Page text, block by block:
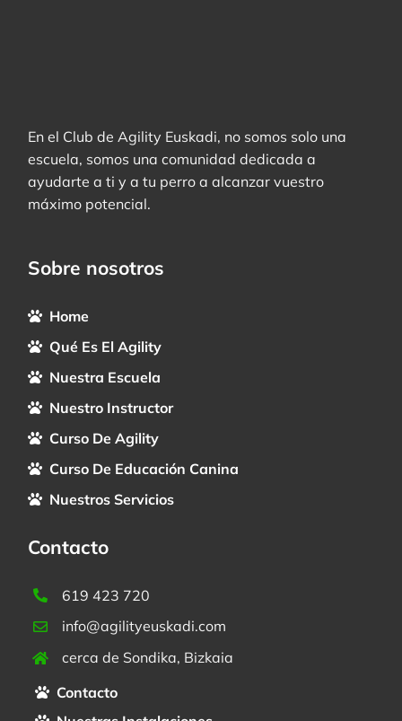
En el Club de Agility Euskadi, no somos solo una
escuela, somos una comunidad dedicada a
ayudarte a ti y a tu perro a alcanzar vuestro
máximo potencial.
Sobre nosotros
Home
Qué Es El Agility
Nuestra Escuela
Nuestro Instructor
Curso De Agility
Curso De Educación Canina
Nuestros Servicios
Contacto
619 423 720
info@agilityeuskadi.com
cerca de Sondika, Bizkaia
Contacto